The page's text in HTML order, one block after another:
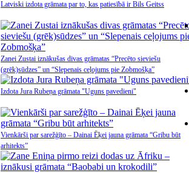
Latviski izdota grāmata par to, kas patiesībā ir Bils Geitss
Zanei Zustai iznākušas divas grāmatas “Precēto sieviešu
(grēk)sūdzes” un “Slepenais ceļojums pie Zobmošķa”
Izdota Jura Rubeņa grāmata "Uguns pavedieni"
Vienkārši par sarežģīto – Dainai Ēķei jauna grāmata “Gribu būt
arhitekts”